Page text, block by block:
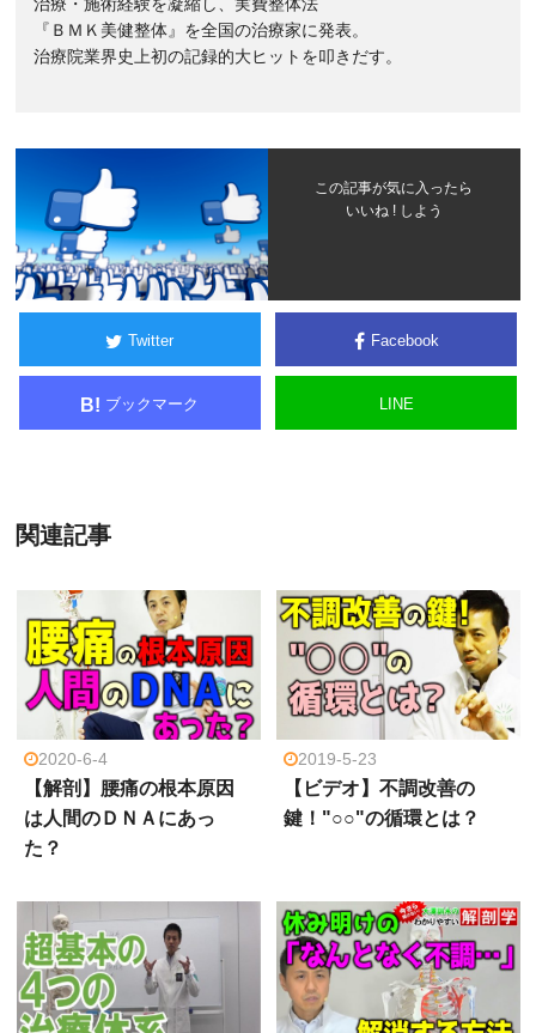
治療・施術経験を凝縮し、実費整体法
『ＢＭＫ美健整体』を全国の治療家に発表。
治療院業界史上初の記録的大ヒットを叩きだす。
この記事が気に入ったら
いいね ! しよう
Twitter Facebook
B! ブックマーク LINE
関連記事
2020-6-4
【解剖】腰痛の根本原因
は人間のＤＮＡにあっ
た？
2019-5-23
【ビデオ】不調改善の
鍵！"○○"の循環とは？